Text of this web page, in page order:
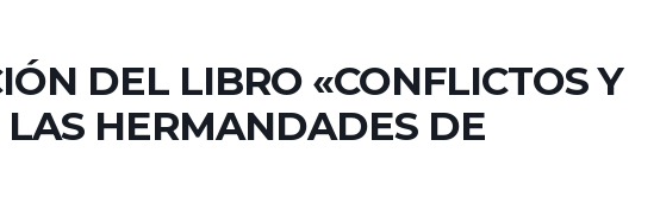
DEL LIBRO «CONFLICTOS Y
LAS HERMANDADES DE